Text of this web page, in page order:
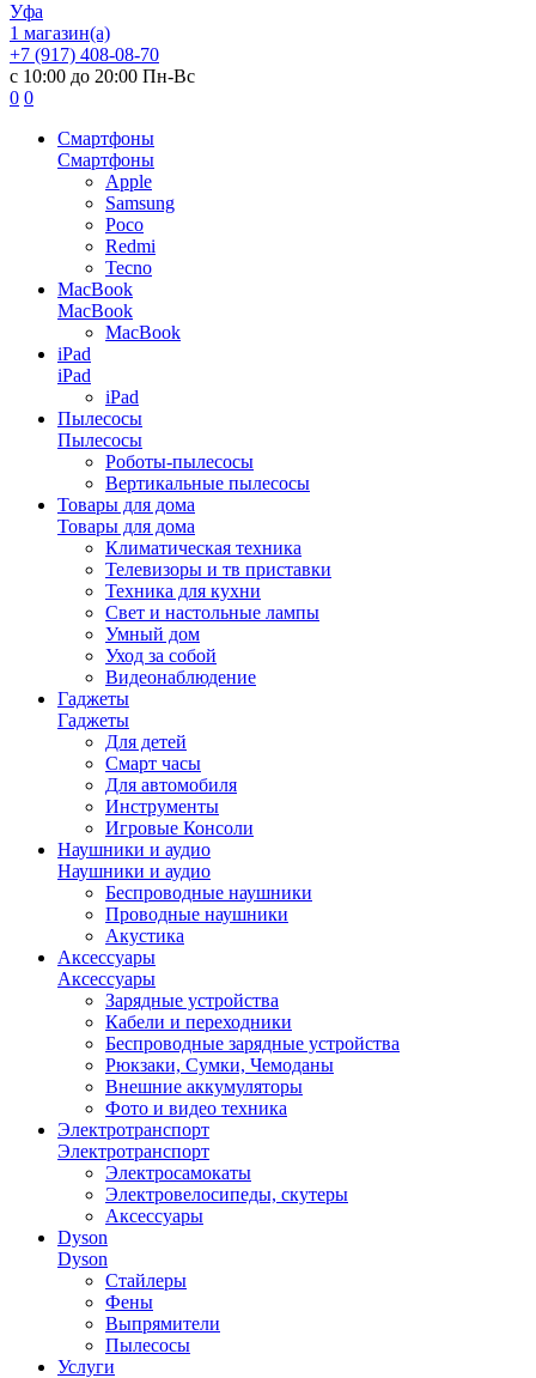
Уфа
1 магазин(а)
+7 (917) 408-08-70
с 10:00 до 20:00 Пн-Вс
0 0
Смартфоны
Смартфоны
Apple
Samsung
Poco
Redmi
Tecno
MacBook
MacBook
MacBook
iPad
iPad
iPad
Пылесосы
Пылесосы
Роботы-пылесосы
Вертикальные пылесосы
Товары для дома
Товары для дома
Климатическая техника
Телевизоры и тв приставки
Техника для кухни
Свет и настольные лампы
Умный дом
Уход за собой
Видеонаблюдение
Гаджеты
Гаджеты
Для детей
Смарт часы
Для автомобиля
Инструменты
Игровые Консоли
Наушники и аудио
Наушники и аудио
Беспроводные наушники
Проводные наушники
Акустика
Аксессуары
Аксессуары
Зарядные устройства
Кабели и переходники
Беспроводные зарядные устройства
Рюкзаки, Сумки, Чемоданы
Внешние аккумуляторы
Фото и видео техника
Электротранспорт
Электротранспорт
Электросамокаты
Электровелосипеды, скутеры
Аксессуары
Dyson
Dyson
Стайлеры
Фены
Выпрямители
Пылесосы
Услуги